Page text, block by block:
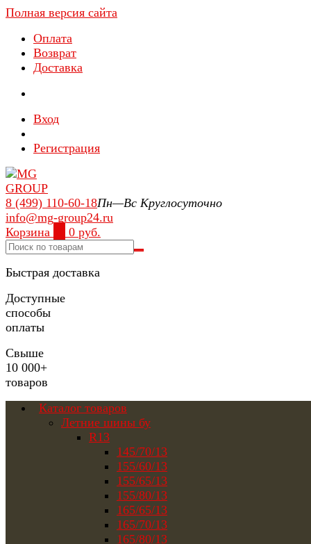
Полная версия сайта
Оплата
Возврат
Доставка
Вход
Регистрация
8 (499) 110-60-18Пн—Вс Круглосуточно
info@mg-group24.ru
Корзина
0 руб.
Быстрая доставка
Доступные
способы
оплаты
Свыше
10 000+
товаров
Каталог товаров
Летние шины бу
R13
145/70/13
155/60/13
155/65/13
155/80/13
165/65/13
165/70/13
165/80/13